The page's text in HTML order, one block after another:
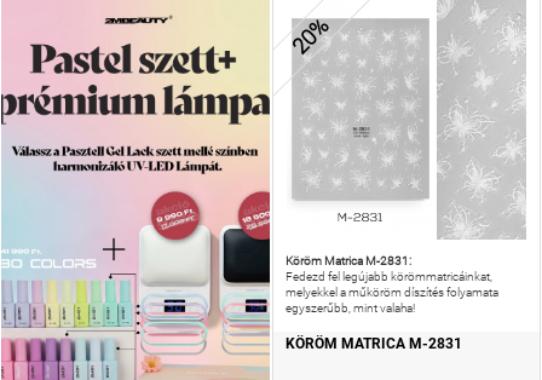
20%
Köröm Matrica M-2831:
Fedezd fel legújabb körömmatricáinkat,
melyekkel a műköröm díszítés folyamata
egyszerűbb, mint valaha!
KÖRÖM MATRICA M-2831